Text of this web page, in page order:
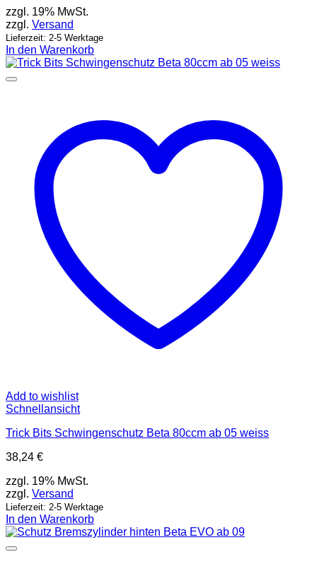
zzgl. 19% MwSt.
zzgl. Versand
Lieferzeit: 2-5 Werktage
In den Warenkorb
Add to wishlist
Schnellansicht
Trick Bits Schwingenschutz Beta 80ccm ab 05 weiss
38,24 €
zzgl. 19% MwSt.
zzgl. Versand
Lieferzeit: 2-5 Werktage
In den Warenkorb